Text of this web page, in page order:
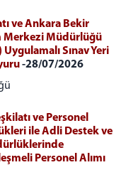
ve Ankara Bekir
Merkezi Müdürlüğü
Sınav Yeri
-28/07/2026
ve Personel
ile Adli Destek ve
Personel Alımı